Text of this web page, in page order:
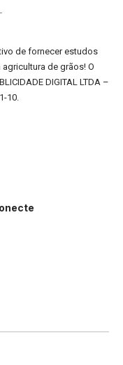
de fornecer estudos
de grãos! O
DIGITAL LTDA –
10.